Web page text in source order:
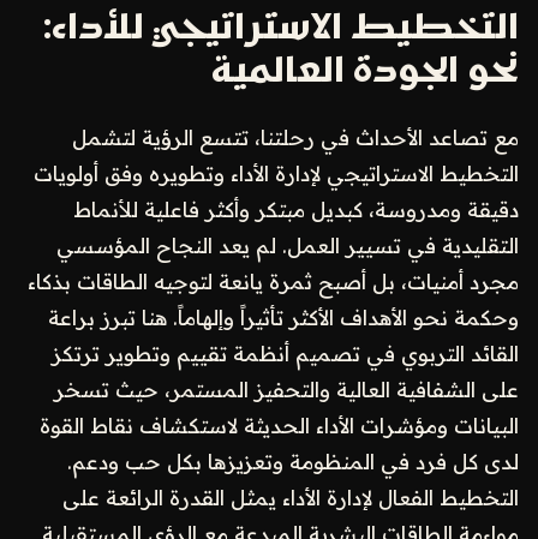
التخطيط الاستراتيجي للأداء:
نحو الجودة العالمية
مع تصاعد الأحداث في رحلتنا، تتسع الرؤية لتشمل
التخطيط الاستراتيجي لإدارة الأداء وتطويره وفق أولويات
دقيقة ومدروسة، كبديل مبتكر وأكثر فاعلية للأنماط
التقليدية في تسيير العمل. لم يعد النجاح المؤسسي
مجرد أمنيات، بل أصبح ثمرة يانعة لتوجيه الطاقات بذكاء
وحكمة نحو الأهداف الأكثر تأثيراً وإلهاماً. هنا تبرز براعة
القائد التربوي في تصميم أنظمة تقييم وتطوير ترتكز
على الشفافية العالية والتحفيز المستمر، حيث تسخر
البيانات ومؤشرات الأداء الحديثة لاستكشاف نقاط القوة
لدى كل فرد في المنظومة وتعزيزها بكل حب ودعم.
التخطيط الفعال لإدارة الأداء يمثل القدرة الرائعة على